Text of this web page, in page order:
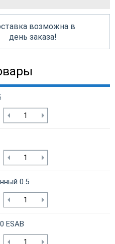
возможна в
день заказа!
0.5
ESAB